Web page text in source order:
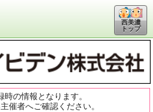
西美濃
トップ
時の情報となります。
催者へご確認ください。